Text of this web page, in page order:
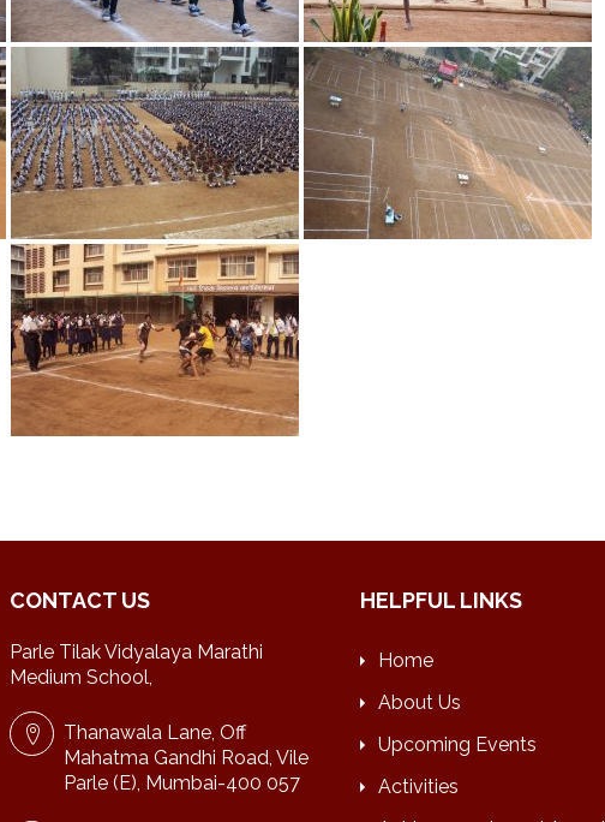
CONTACT US
Parle Tilak Vidyalaya Marathi
Medium School,
Thanawala Lane, Off
Mahatma Gandhi Road, Vile
Parle (E), Mumbai-400 057
HELPFUL LINKS
Home
About Us
Upcoming Events
Activities